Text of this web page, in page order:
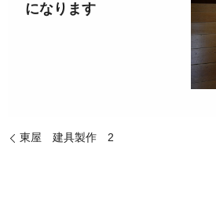
になります
東屋 建具製作 2